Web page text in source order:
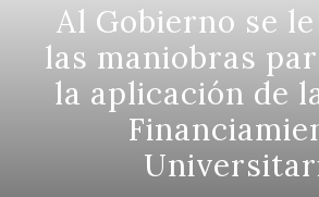
Al Gobierno se
las maniobras
la aplicación de